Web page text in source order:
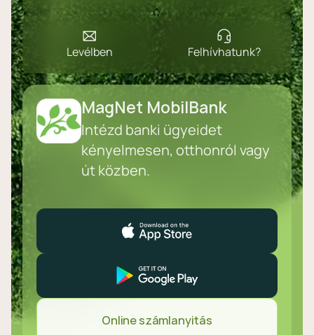
Levélben Felhívhatunk?
MagNet MobilBank
Intézd banki ügyeidet
kényelmesen, otthonról vagy
út közben.
Online számlanyitás